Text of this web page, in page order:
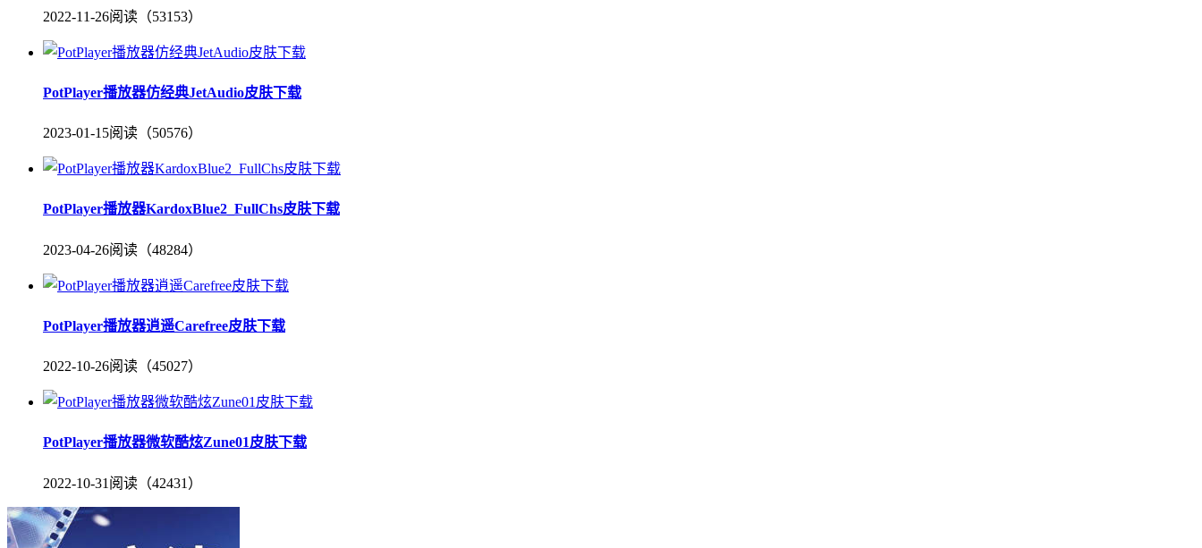
2022-11-26阅读（53153）
PotPlayer播放器仿经典JetAudio皮肤下载
2023-01-15阅读（50576）
PotPlayer播放器KardoxBlue2_FullChs皮肤下载
2023-04-26阅读（48284）
PotPlayer播放器逍遥Carefree皮肤下载
2022-10-26阅读（45027）
PotPlayer播放器微软酷炫Zune01皮肤下载
2022-10-31 阅读（42431）